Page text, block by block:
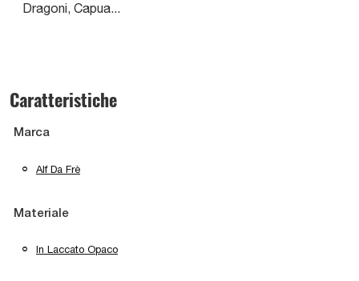
Dragoni, Capua...
Caratteristiche
Marca
Alf Da Frè
Materiale
In Laccato Opaco